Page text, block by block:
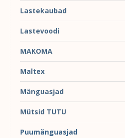
Lastekaubad
Lastevoodi
MAKOMA
Maltex
Mänguasjad
Mütsid TUTU
Puumänguasjad